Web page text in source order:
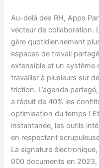
Au-delà des RH, Apps
vecteur de collaboration.
gère quotidiennement
espaces de travail
extensible et un système
travailler à plusieurs sur
friction. L’agenda
a réduit de 40% les
optimisation du temps !
instantanée, les outils
en respectant
La signature
000 documents en 2023,